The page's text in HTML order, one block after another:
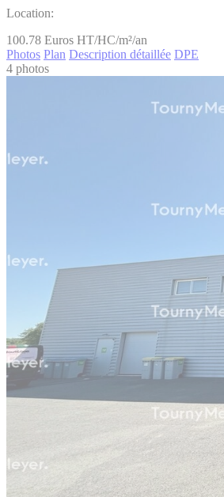
Location:
100.78 Euros HT/HC/m²/an
Photos Plan Description détaillée DPE
4 photos